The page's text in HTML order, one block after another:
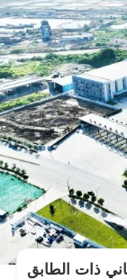
ذات الطابق